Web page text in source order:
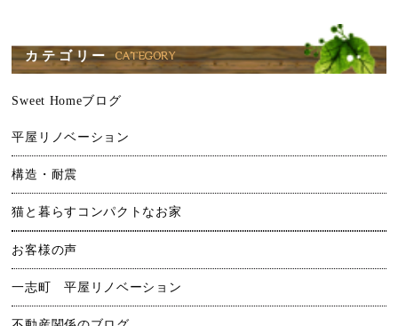
カテゴリー
Sweet Homeブログ
平屋リノベーション
構造・耐震
猫と暮らすコンパクトなお家
お客様の声
一志町 平屋リノベーション